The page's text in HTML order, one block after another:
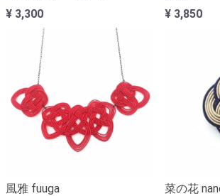
¥ 3,300
¥ 3,850
風雅 fuuga
菜の花